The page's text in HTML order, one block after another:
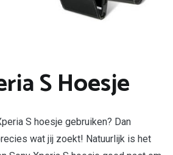
S Hoesje
S hoesje gebruiken? Dan
wat jij zoekt! Natuurlijk is het